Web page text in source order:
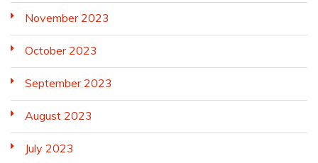
November 2023
October 2023
September 2023
August 2023
July 2023